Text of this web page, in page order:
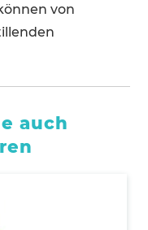
von
auch